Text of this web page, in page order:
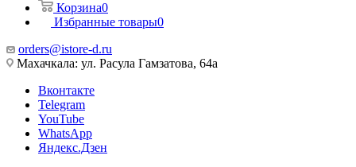
Корзина0
Избранные товары0
orders@istore-d.ru
Махачкала: ул. Расула Гамзатова, 64а
Вконтакте
Telegram
YouTube
WhatsApp
Яндекс.Дзен